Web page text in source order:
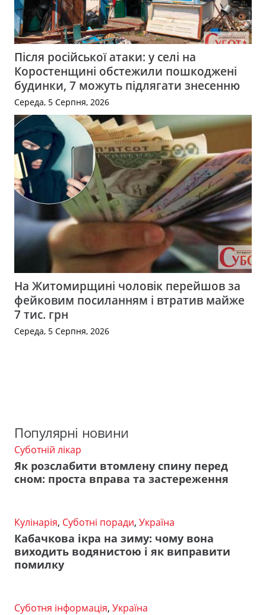
Після російської атаки: у селі на
Коростенщині обстежили пошкоджені
будинки, 7 можуть підлягати знесенню
Середа, 5 Серпня, 2026
На Житомирщині чоловік перейшов за
фейковим посиланням і втратив майже
7 тис. грн
Середа, 5 Серпня, 2026
Популярні новини
Суботній лікар
Як розслабити втомлену спину перед
сном: проста вправа та застереження
Кулінарія, Суботні поради, Україна
Кабачкова ікра на зиму: чому вона
виходить водянистою і як виправити
помилку
Суботня інформація, Україна